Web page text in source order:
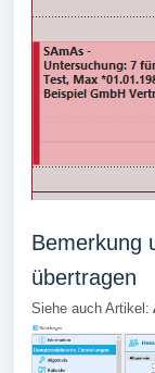
Bemerkung
übertragen
Siehe auch Artikel: